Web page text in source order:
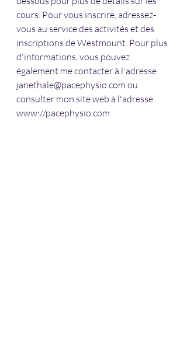
cours. Pour vous inscrire, adressez-
vous au service des activités et des
inscriptions de Westmount. Pour plus
d'informations, vous pouvez
également me contacter à l'adresse
janethale@pacephysio.com ou
consulter mon site web à l'adresse
www://pacephysio.com